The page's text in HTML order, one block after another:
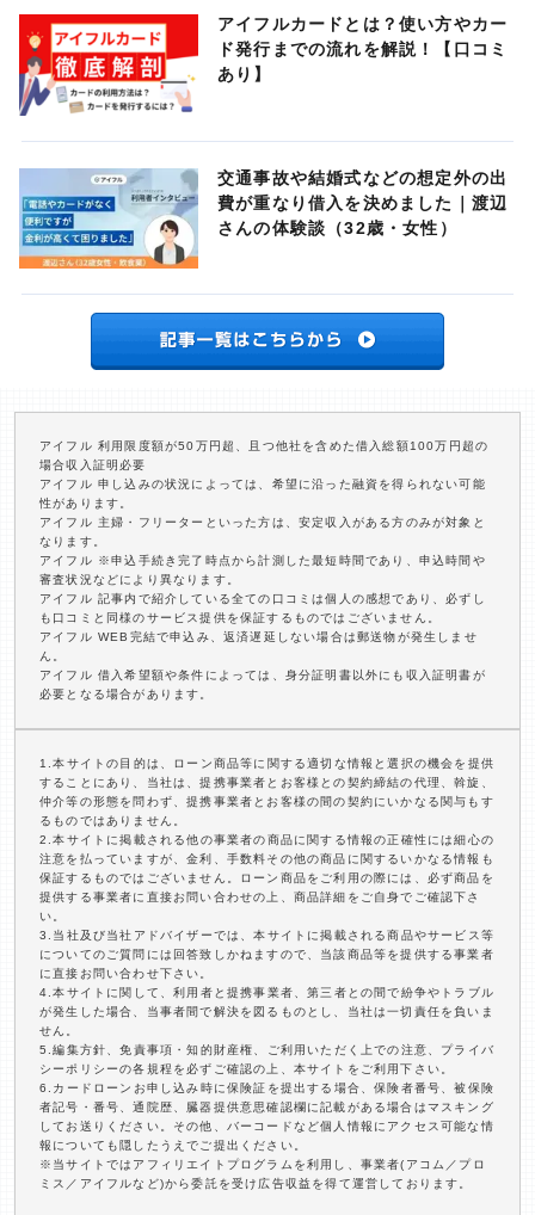
アイフルカードとは？使い方やカー
ド発行までの流れを解説！【口コミ
あり】
交通事故や結婚式などの想定外の出
費が重なり借入を決めました｜渡辺
さんの体験談（32歳・女性）
アイフル 利用限度額が50万円超、且つ他社を含めた借入総額100万円超の
場合収入証明必要
アイフル 申し込みの状況によっては、希望に沿った融資を得られない可能
性があります。
アイフル 主婦・フリーターといった方は、安定収入がある方のみが対象と
なります。
アイフル ※申込手続き完了時点から計測した最短時間であり、申込時間や
審査状況などにより異なります。
アイフル 記事内で紹介している全ての口コミは個人の感想であり、必ずし
も口コミと同様のサービス提供を保証するものではございません。
アイフル WEB完結で申込み、返済遅延しない場合は郵送物が発生しませ
ん。
アイフル 借入希望額や条件によっては、身分証明書以外にも収入証明書が
必要となる場合があります。
1.本サイトの目的は、ローン商品等に関する適切な情報と選択の機会を提供
することにあり、当社は、提携事業者とお客様との契約締結の代理、斡旋、
仲介等の形態を問わず、提携事業者とお客様の間の契約にいかなる関与もす
るものではありません。
2.本サイトに掲載される他の事業者の商品に関する情報の正確性には細心の
注意を払っていますが、金利、手数料その他の商品に関するいかなる情報も
保証するものではございません。ローン商品をご利用の際には、必ず商品を
提供する事業者に直接お問い合わせの上、商品詳細をご自身でご確認下さ
い。
3.当社及び当社アドバイザーでは、本サイトに掲載される商品やサービス等
についてのご質問には回答致しかねますので、当該商品等を提供する事業者
に直接お問い合わせ下さい。
4.本サイトに関して、利用者と提携事業者、第三者との間で紛争やトラブル
が発生した場合、当事者間で解決を図るものとし、当社は一切責任を負いま
せん。
5.編集方針、免責事項・知的財産権、ご利用いただく上での注意、プライバ
シーポリシーの各規程を必ずご確認の上、本サイトをご利用下さい。
6.カードローンお申し込み時に保険証を提出する場合、保険者番号、被保険
者記号・番号、通院歴、臓器提供意思確認欄に記載がある場合はマスキング
してお送りください。その他、バーコードなど個人情報にアクセス可能な情
報についても隠したうえでご提出ください。
※当サイトではアフィリエイトプログラムを利用し、事業者(アコム／プロ
ミス／アイフルなど)から委託を受け広告収益を得て運営しております。